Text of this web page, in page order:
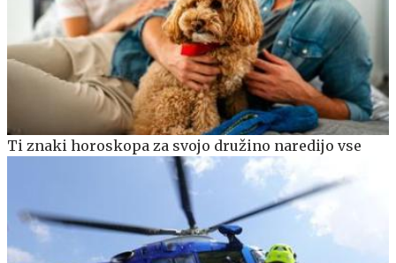
Ti znaki horoskopa za svojo družino naredijo vse